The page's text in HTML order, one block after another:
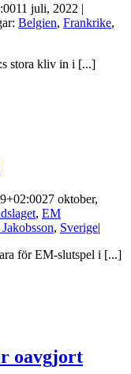
11 juli, 2022 |
Belgien, Frankrike,
stora kliv in i [...]
27 oktober,
, EM
, Sverige|
för EM-slutspel i [...]
oavgjort